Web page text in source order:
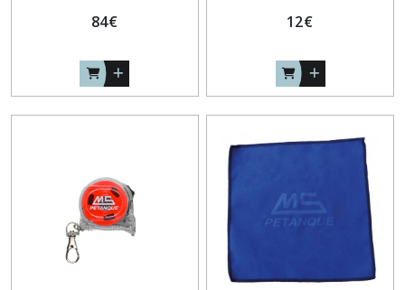
84€ 12€